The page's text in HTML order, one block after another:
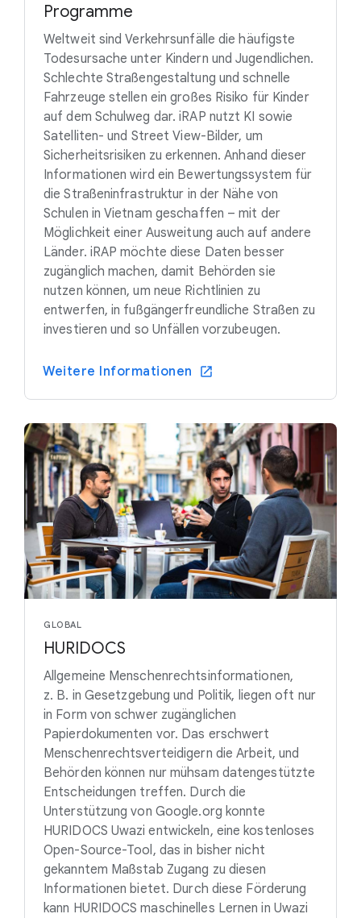
Programme
Weltweit sind Verkehrsunfälle die häufigste
Todesursache unter Kindern und Jugendlichen.
Schlechte Straßengestaltung und schnelle
Fahrzeuge stellen ein großes Risiko für Kinder
auf dem Schulweg dar. iRAP nutzt KI sowie
Satelliten- und Street View-Bilder, um
Sicherheitsrisiken zu erkennen. Anhand dieser
Informationen wird ein Bewertungssystem für
die Straßeninfrastruktur in der Nähe von
Schulen in Vietnam geschaffen – mit der
Möglichkeit einer Ausweitung auch auf andere
Länder. iRAP möchte diese Daten besser
zugänglich machen, damit Behörden sie
nutzen können, um neue Richtlinien zu
entwerfen, in fußgängerfreundliche Straßen zu
investieren und so Unfällen vorzubeugen.
Weitere Informationen
GLOBAL
HURIDOCS
Allgemeine Menschenrechtsinformationen,
z. B. in Gesetzgebung und Politik, liegen oft nur
in Form von schwer zugänglichen
Papierdokumenten vor. Das erschwert
Menschenrechtsverteidigern die Arbeit, und
Behörden können nur mühsam datengestützte
Entscheidungen treffen. Durch die
Unterstützung von Google.org konnte
HURIDOCS Uwazi entwickeln, eine kostenloses
Open-Source-Tool, das in bisher nicht
gekanntem Maßstab Zugang zu diesen
Informationen bietet. Durch diese Förderung
kann HURIDOCS maschinelles Lernen in Uwazi